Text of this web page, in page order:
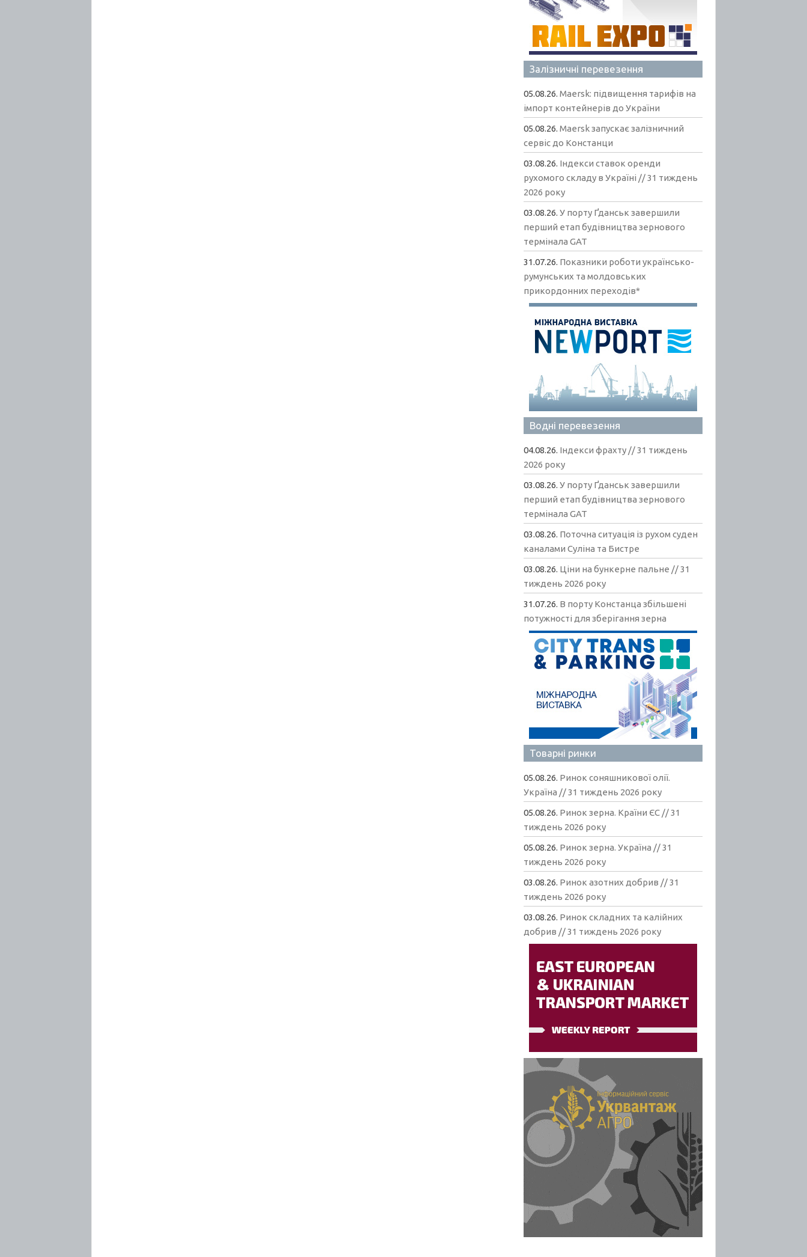
Залізничні перевезення
05.08.26.Maersk: підвищення тарифів на
імпорт контейнерів до України
05.08.26.Maersk запускає залізничний
сервіс до Констанци
03.08.26. Індекси ставок оренди
рухомого складу в Україні // 31 тиждень
2026 року
03.08.26.У порту Ґданськ завершили
перший етап будівництва зернового
термінала GAT
31.07.26. Показники роботи українсько-
румунських та молдовських
прикордонних переходів*
Водні перевезення
04.08.26. Індекси фрахту // 31 тиждень
2026 року
03.08.26.У порту Ґданськ завершили
перший етап будівництва зернового
термінала GAT
03.08.26. Поточна ситуація із рухом суден
каналами Суліна та Бистре
03.08.26. Ціни на бункерне пальне // 31
тиждень 2026 року
31.07.26. В порту Констанца збільшені
потужності для зберігання зерна
Товарні ринки
05.08.26. Ринок соняшникової олії.
Україна // 31 тиждень 2026 року
05.08.26. Ринок зерна. Країни ЄС // 31
тиждень 2026 року
05.08.26. Ринок зерна. Україна // 31
тиждень 2026 року
03.08.26. Ринок азотних добрив // 31
тиждень 2026 року
03.08.26. Ринок складних та калійних
добрив // 31 тиждень 2026 року